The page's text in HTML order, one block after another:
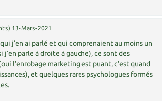
13-Mars-2021
j'en ai parlé et qui comprenaient au moins un
parle à droite à gauche), ce sont des
l'enrobage marketing est puant, c'est quand
et quelques rares psychologues formés